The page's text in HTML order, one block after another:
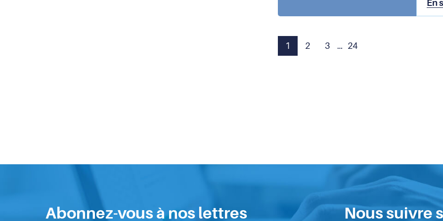
En
Page
1 Page
2 Page
3 … Page
24
Abonnez-vous à nos lettres Nous suivre